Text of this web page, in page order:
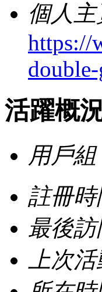
個人主
https://
活躍概
用戶組
註冊時
最後訪
上次